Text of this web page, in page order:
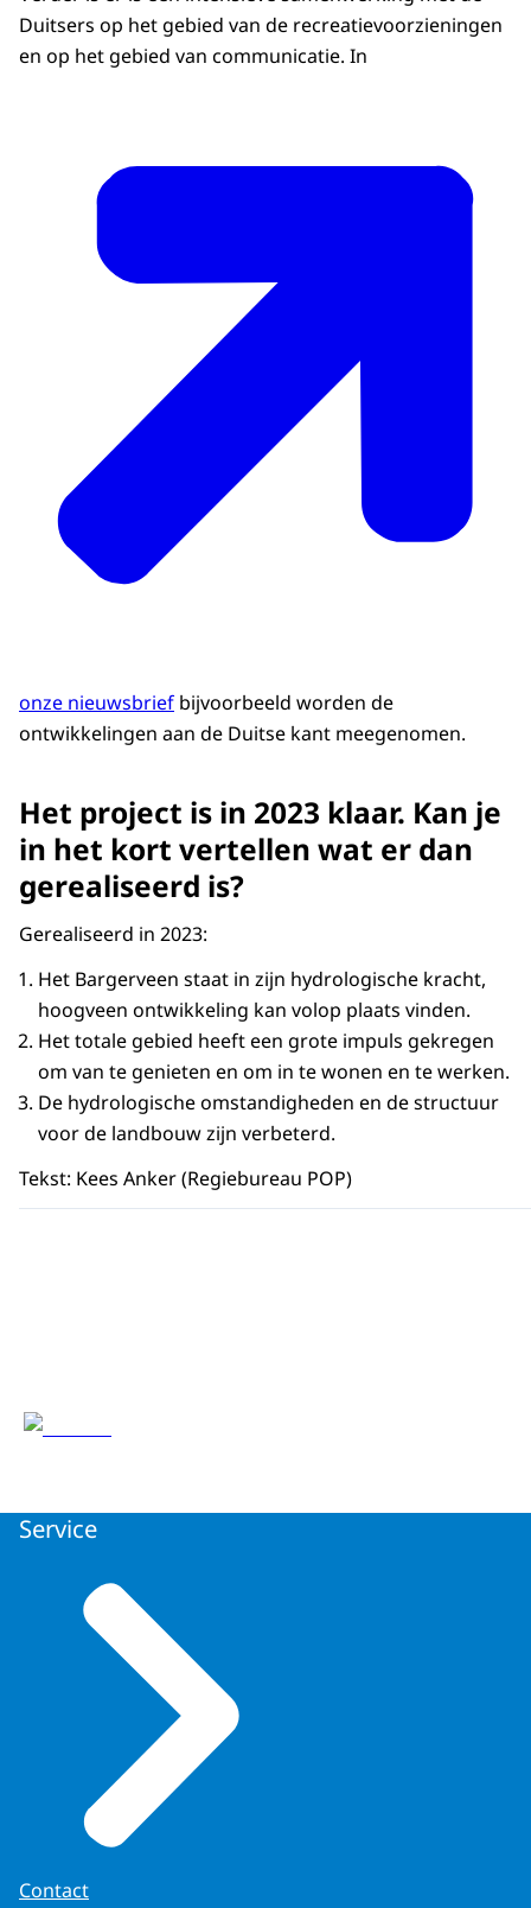
Duitsers op het gebied van de recreatievoorzieningen
en op het gebied van communicatie. In
onze nieuwsbrief bijvoorbeeld worden de
ontwikkelingen aan de Duitse kant meegenomen.
Het project is in 2023 klaar. Kan je
in het kort vertellen wat er dan
gerealiseerd is?
Gerealiseerd in 2023:
Het Bargerveen staat in zijn hydrologische kracht,
hoogveen ontwikkeling kan volop plaats vinden.
Het totale gebied heeft een grote impuls gekregen
om van te genieten en om in te wonen en te werken.
De hydrologische omstandigheden en de structuur
voor de landbouw zijn verbeterd.
Tekst: Kees Anker (Regiebureau POP)
Service
Contact